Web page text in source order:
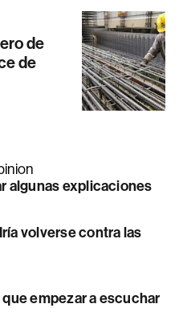
de
de
algunas explicaciones
volverse contra las
empezar a escuchar